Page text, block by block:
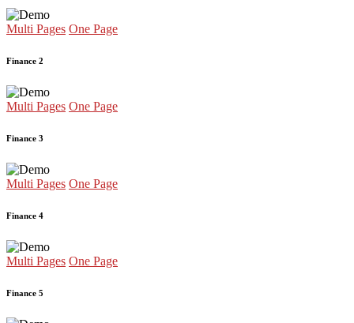
Multi Pages One Page
Finance 2
Multi Pages One Page
Finance 3
Multi Pages One Page
Finance 4
Multi Pages One Page
Finance 5